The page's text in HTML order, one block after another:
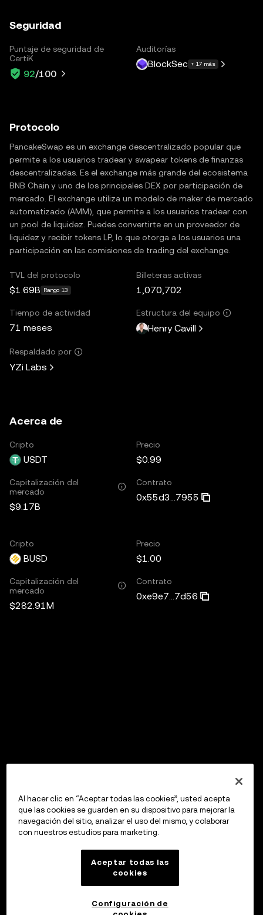
Seguridad
Puntaje de seguridad de
CertiK
92/100
Auditorías
BlockSec + 17 más
Protocolo
PancakeSwap es un exchange descentralizado popular que
permite a los usuarios tradear y swapear tokens de finanzas
descentralizadas. Es el exchange más grande del ecosistema
BNB Chain y uno de los principales DEX por participación de
mercado. El exchange utiliza un modelo de maker de mercado
automatizado (AMM), que permite a los usuarios tradear con
un pool de liquidez. Puedes convertirte en un proveedor de
liquidez y recibir tokens LP, lo que otorga a los usuarios una
participación en las comisiones de trading del exchange.
TVL del protocolo
$1.69B Rango 13
Billeteras activas
1,070,702
Tiempo de actividad
71 meses
Estructura del equipo
Henry Cavill
Respaldado por
YZi Labs
Acerca de
Cripto
USDT
Precio
$0.99
Capitalización del
mercado
$9.17B
Contrato
0x55d3...7955
Cripto
BUSD
Precio
$1.00
Capitalización del
mercado
$282.91M
Contrato
0xe9e7...7d56
Al hacer clic en “Aceptar todas las cookies”, usted acepta
que las cookies se guarden en su dispositivo para mejorar la
navegación del sitio, analizar el uso del mismo, y colaborar
con nuestros estudios para marketing.
Aceptar todas las
cookies
Configuración de